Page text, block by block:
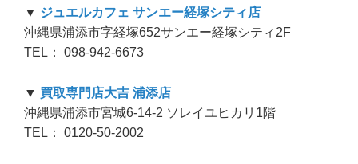
▼ ジュエルカフェ サンエー経塚シティ店
沖縄県浦添市字経塚652サンエー経塚シティ2F
TEL： 098-942-6673
▼ 買取専門店大吉 浦添店
沖縄県浦添市宮城6-14-2 ソレイユヒカリ1階
TEL： 0120-50-2002